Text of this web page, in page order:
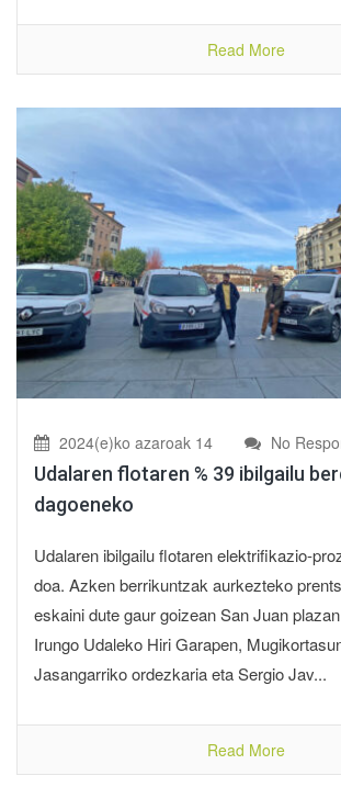
Read More
2024(e)ko azaroak 14 No
Udalaren flotaren % 39 ibilgailu
dagoeneko
Udalaren ibilgailu flotaren elektrifikazio-
doa. Azken berrikuntzak aurkezteko
eskaini dute gaur goizean San Juan
Irungo Udaleko Hiri Garapen,
Jasangarriko ordezkaria eta Sergio Jav...
Read More